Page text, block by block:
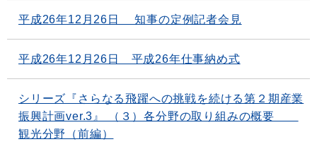
平成26年12月26日 知事の定例記者会見
平成26年12月26日 平成26年仕事納め式
シリーズ『さらなる飛躍への挑戦を続ける第２期産業
振興計画ver.3』 （３）各分野の取り組みの概要
観光分野（前編）